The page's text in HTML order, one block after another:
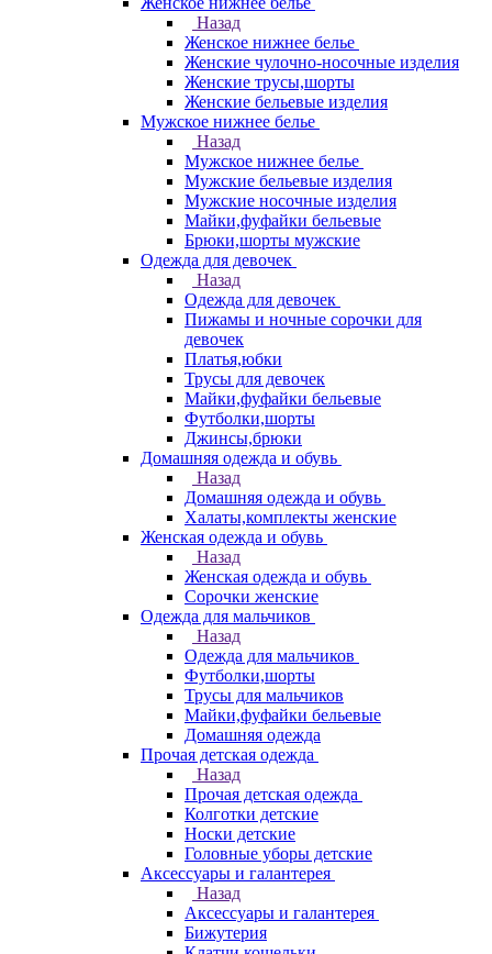
Назад
Женское нижнее белье
Женские чулочно-носочные изделия
Женские трусы,шорты
Женские бельевые изделия
Мужское нижнее белье
Назад
Мужское нижнее белье
Мужские бельевые изделия
Мужские носочные изделия
Майки,фуфайки бельевые
Брюки,шорты мужские
Одежда для девочек
Назад
Одежда для девочек
Пижамы и ночные сорочки для
девочек
Платья,юбки
Трусы для девочек
Майки,фуфайки бельевые
Футболки,шорты
Джинсы,брюки
Домашняя одежда и обувь
Назад
Домашняя одежда и обувь
Халаты,комплекты женские
Женская одежда и обувь
Назад
Женская одежда и обувь
Сорочки женские
Одежда для мальчиков
Назад
Одежда для мальчиков
Футболки,шорты
Трусы для мальчиков
Майки,фуфайки бельевые
Домашняя одежда
Прочая детская одежда
Назад
Прочая детская одежда
Колготки детские
Носки детские
Головные уборы детские
Аксессуары и галантерея
Назад
Аксессуары и галантерея
Бижутерия